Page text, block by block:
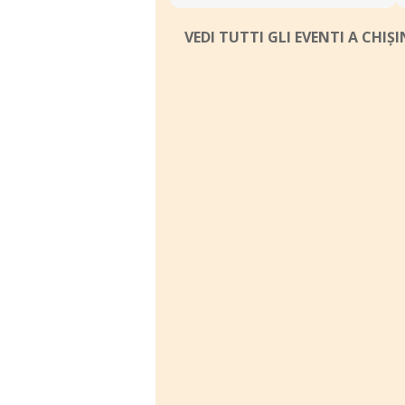
VEDI TUTTI GLI EVENTI A